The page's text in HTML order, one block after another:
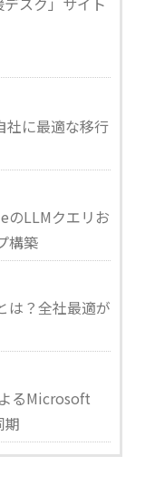
社に最適な移行
のLLMクエリお
構築
は？全社最適が
るMicrosoft
期